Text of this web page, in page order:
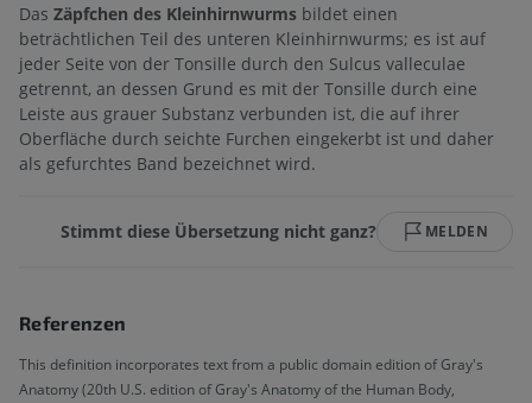
Das Zäpfchen des Kleinhirnwurms bildet einen
beträchtlichen Teil des unteren Kleinhirnwurms; es ist auf
jeder Seite von der Tonsille durch den Sulcus valleculae
getrennt, an dessen Grund es mit der Tonsille durch eine
Leiste aus grauer Substanz verbunden ist, die auf ihrer
Oberfläche durch seichte Furchen eingekerbt ist und daher
als gefurchtes Band bezeichnet wird.
Stimmt diese Übersetzung nicht ganz? MELDEN
Referenzen
This definition incorporates text from a public domain edition of Gray's
Anatomy (20th U.S. edition of Gray's Anatomy of the Human Body,